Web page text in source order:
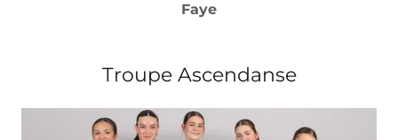
Faye
Troupe Ascendanse